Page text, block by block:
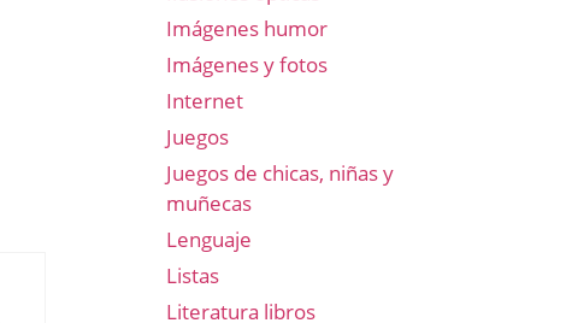
Imágenes humor
Imágenes y fotos
Internet
Juegos
Juegos de chicas, niñas y
muñecas
Lenguaje
Listas
Literatura libros